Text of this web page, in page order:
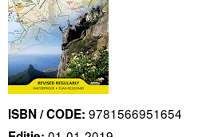
ISBN / CODE: 9781566951654